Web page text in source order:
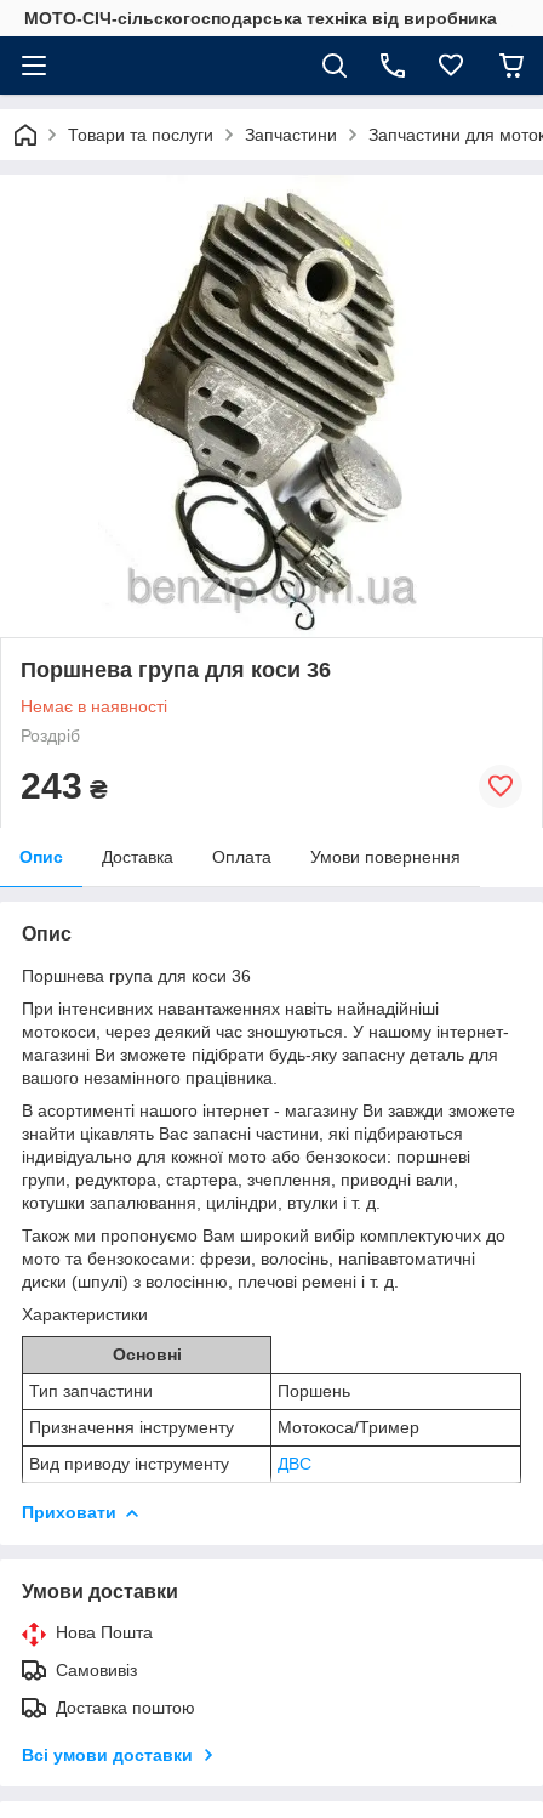
МОТО-СІЧ-сільскогосподарська техніка від виробника
Товари та послуги Запчастини Запчастини для
Поршнева група для коси 36
Немає в наявності
Роздріб
243 ₴
Опис Доставка Оплата Умови повернення
Опис
Поршнева група для коси 36
При інтенсивних навантаженнях навіть найнадійніші
мотокоси, через деякий час зношуються. У нашому інтернет-
магазині Ви зможете підібрати будь-яку запасну деталь для
вашого незамінного працівника.
В асортименті нашого інтернет - магазину Ви завжди зможете
знайти цікавлять Вас запасні частини, які підбираються
індивідуально для кожної мото або бензокоси: поршневі
групи, редуктора, стартера, зчеплення, приводні вали,
котушки запалювання, циліндри, втулки і т. д.
Також ми пропонуємо Вам широкий вибір комплектуючих до
мото та бензокосами: фрези, волосінь, напівавтоматичні
диски (шпулі) з волосінню, плечові ремені і т. д.
Характеристики
Основні
Тип запчастини
Поршень
Призначення інструменту
Мотокоса/Тример
Вид приводу інструменту
ДВС
Приховати
Умови доставки
Нова Пошта
Самовивіз
Доставка поштою
Всі умови доставки